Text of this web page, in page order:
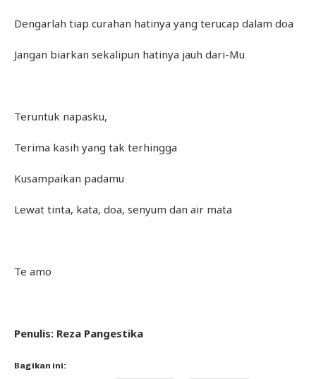
Dengarlah tiap curahan hatinya yang terucap dalam doa
Jangan biarkan sekalipun hatinya jauh dari-Mu
Teruntuk napasku,
Terima kasih yang tak terhingga
Kusampaikan padamu
Lewat tinta, kata, doa, senyum dan air mata
Te amo
Penulis: Reza Pangestika
Bagikan ini: